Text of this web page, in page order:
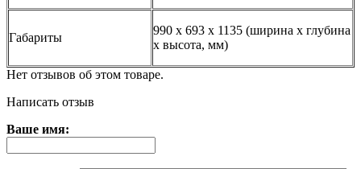
Габариты
990 x 693 x 1135 (ширина x глубина
x высота, мм)
Нет отзывов об этом товаре.
Написать отзыв
Ваше имя: